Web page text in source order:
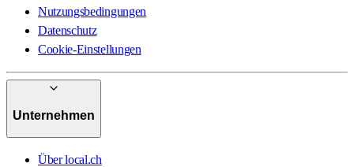
Nutzungsbedingungen
Datenschutz
Cookie-Einstellungen
Unternehmen
Über local.ch